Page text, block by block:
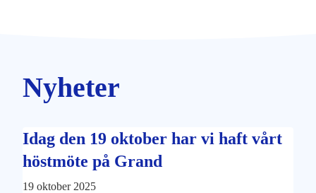
Nyheter
Idag den 19 oktober har vi haft vårt
höstmöte på Grand
19 oktober 2025